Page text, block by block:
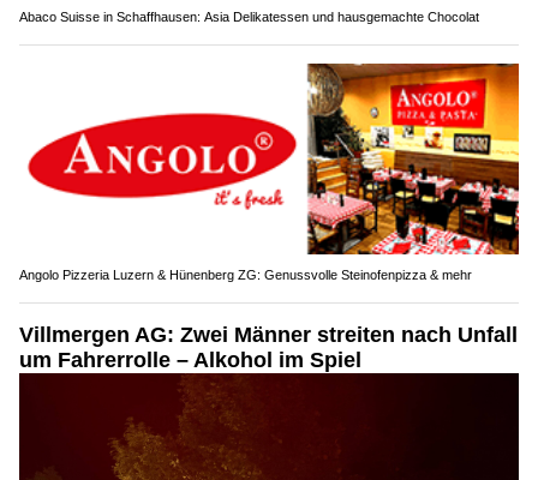
Abaco Suisse in Schaffhausen: Asia Delikatessen und hausgemachte Chocolat
Angolo Pizzeria Luzern & Hünenberg ZG: Genussvolle Steinofenpizza & mehr
Villmergen AG: Zwei Männer streiten nach Unfall
um Fahrerrolle – Alkohol im Spiel